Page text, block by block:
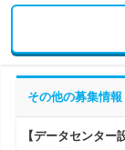
その他の募集情報
【データセンタ